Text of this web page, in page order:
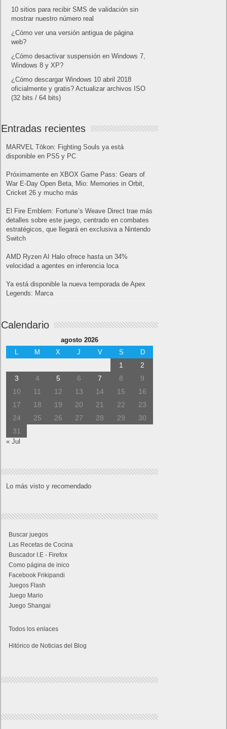
10 sitios para recibir SMS de validación sin
mostrar nuestro número real
¿Cómo ver una versión antigua de página
web?
¿Cómo desactivar suspensión en Windows 7,
Windows 8 y XP?
¿Cómo descargar Windows 10 abril 2018
oficialmente y gratis? Actualizar archivos ISO
(32 bits / 64 bits)
Entradas recientes
MARVEL Tōkon: Fighting Souls ya está
disponible en PS5 y PC
Próximamente en XBOX Game Pass: Gears of
War E-Day Open Beta, Mio: Memories in Orbit,
Cricket 26 y mucho más
El Fire Emblem: Fortune’s Weave Direct trae más
detalles sobre este juego, centrado en combates
estratégicos, que llegará en exclusiva a Nintendo
Switch
AMD Ryzen AI Halo ofrece hasta un 34%
velocidad a agentes en inferencia loca
Ya está disponible la nueva temporada de Apex
Legends: Marca
Calendario
agosto 2026
M X J V S D
1
2
3
4 5 6 7 8
9
10
11 12 13 14 15
16
17
18 19 20 21 22
23
24
25 26 27 28 29
30
31
« Jul
Lo más visto y recomendado
Buscar juegos
Las Recetas de Cocina
Buscador I.E - Firefox
Como página de inico
Facebook Frikipandi
Juegos Flash
Juego Mario
Juego Shangai
Todos los enlaces
Hitórico de Noticias del Blog